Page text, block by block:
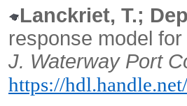
Lanckriet, T.;
response model
J. Waterway Port
https://